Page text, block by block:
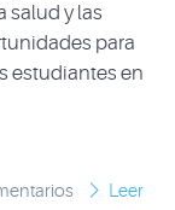
salud y las
para
estudiantes en
Leer